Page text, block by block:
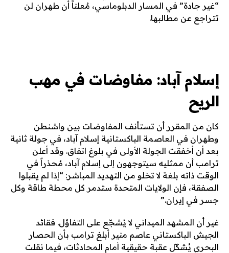
“غير جادة” في المسار الدبلوماسي، مُعلناً أن طهران لن
تتراجع عن مطالبها.
إسلام آباد: مفاوضات في مهب
الريح
كان من المقرر أن تستأنف المفاوضات بين واشنطن
وطهران في العاصمة الباكستانية إسلام آباد، في جولة ثانية
بعد أن أخفقت الجولة الأولى في بلوغ اتفاق. وقد أعلن
ترامب أن ممثليه سيتوجهون إلى إسلام آباد، مُحذراً في
الوقت ذاته بلغة لا تخلو من التهديد المباشر: “إذا لم يقبلوا
الصفقة، فإن الولايات المتحدة ستدمر كل محطة طاقة وكل
جسر في إيران.”
غير أن المشهد الميداني لا يُشجّع على التفاؤل. فقائد
الجيش الباكستاني عاصم منير أبلغ ترامب بأن الحصار
البحري يُشكّل عقبة حقيقية أمام المحادثات، فيما نقلت